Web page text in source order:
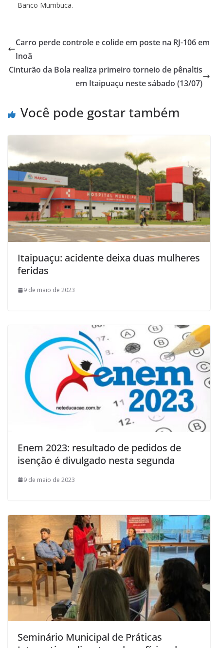
Banco Mumbuca.
Carro perde controle e colide em poste na RJ-106 em
Inoã
Cinturão da Bola realiza primeiro torneio de pênaltis
em Itaipuaçu neste sábado (13/07)
Você pode gostar também
Itaipuaçu: acidente deixa duas mulheres
feridas
9 de maio de 2023
Enem 2023: resultado de pedidos de
isenção é divulgado nesta segunda
9 de maio de 2023
Seminário Municipal de Práticas